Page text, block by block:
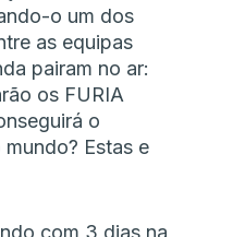
o um dos
as equipas
pairam no ar:
os FURIA
o
Estas e